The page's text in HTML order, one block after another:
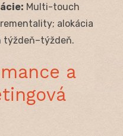
Multi-touch
alokácia
týždeň–týždeň.
a